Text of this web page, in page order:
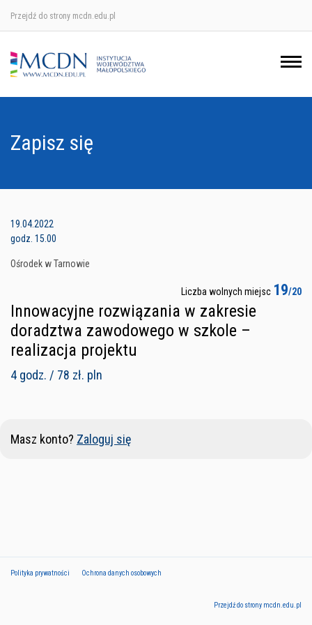
Przejdź do strony mcdn.edu.pl
Zapisz się
19.04.2022
godz. 15.00
Ośrodek w Tarnowie
Liczba wolnych miejsc 19/20
Innowacyjne rozwiązania w zakresie
doradztwa zawodowego w szkole –
realizacja projektu
4 godz. / 78 zł. pln
Masz konto? Zaloguj się
Polityka prywatności Ochrona danych osobowych
Przejdź do strony mcdn.edu.pl
Ośrodek w Krakowie
Ośrodek w Nowym Sączu
Ośrodek w Tarnowie